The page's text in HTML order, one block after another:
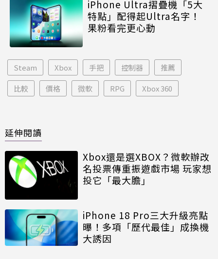
iPhone Ultra摺疊機「5大
特點」配得起Ultra名字！
果粉看完更心動
Steam Xbox 手把 控制器 推薦
比較 價格 微軟 RPG Xbox 360
延伸閱讀
Xbox還是選XBOX？微軟辦改
名投票傳重振遊戲市場 玩家想
投它「最大膽」
iPhone 18 Pro三大升級亮點
曝！多項「歷代最佳」成換機
大誘因